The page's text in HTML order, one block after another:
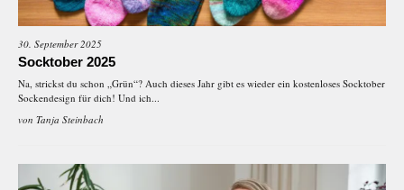
30. September 2025
Socktober 2025
Na, strickst du schon „Grün“? Auch dieses Jahr gibt es wieder ein kostenloses Socktober
Sockendesign für dich! Und ich...
von Tanja Steinbach